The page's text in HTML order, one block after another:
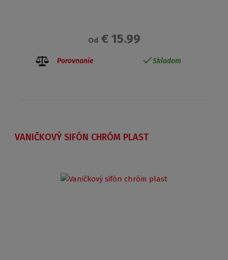
Od€ 15.99
Porovnanie Skladom
VANIČKOVÝ SIFÓN CHRÓM PLAST